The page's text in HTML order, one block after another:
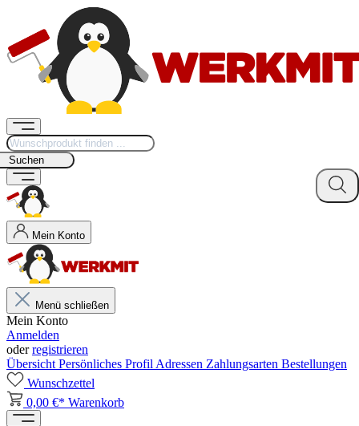
Suchen
Mein Konto
Menü schließen
Mein Konto
Anmelden
oderregistrieren
Übersicht Persönliches Profil Adressen Zahlungsarten Bestellungen
Wunschzettel
0,00 €* Warenkorb